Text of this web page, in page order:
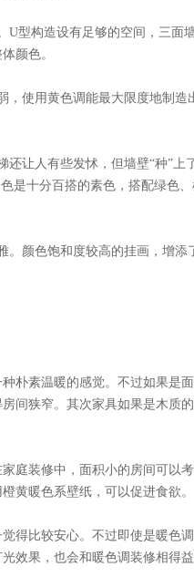
型构造设有足够的空间，三面
颜色。
使用黄色调能最大限度地制
让人有些发怵，但墙壁“种”上
是十分百搭的素色，搭配绿色
颜色饱和度较高的挂画，增
朴素温暖的感觉。不过如果是
间狭窄。其次家具如果是木质
庭装修中，面积小的房间可以
黄暖色系壁纸，可以促进食欲。
得比较安心。不过即使是暖色
效果，也会和暖色调装修相得益